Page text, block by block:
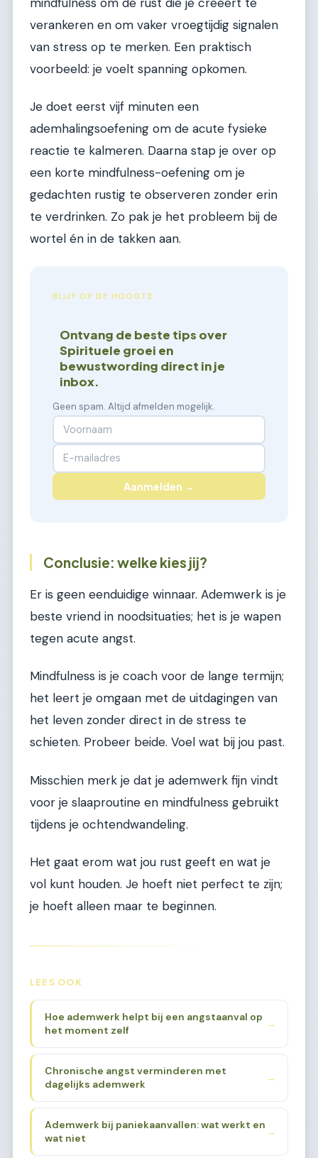
verankeren en om vaker vroegtijdig signalen
van stress op te merken. Een praktisch
voorbeeld: je voelt spanning opkomen.
Je doet eerst vijf minuten een
ademhalingsoefening om de acute fysieke
reactie te kalmeren. Daarna stap je over op
een korte mindfulness-oefening om je
gedachten rustig te observeren zonder erin
te verdrinken. Zo pak je het probleem bij de
wortel én in de takken aan.
BLIJF OP DE HOOGTE
Ontvang de beste tips over
Spirituele groei en
bewustwording direct in je
inbox.
Geen spam. Altijd afmelden mogelijk.
Aanmelden →
Conclusie: welke kies jij?
Er is geen eenduidige winnaar. Ademwerk is je
beste vriend in noodsituaties; het is je wapen
tegen acute angst.
Mindfulness is je coach voor de lange termijn;
het leert je omgaan met de uitdagingen van
het leven zonder direct in de stress te
schieten. Probeer beide. Voel wat bij jou past.
Misschien merk je dat je ademwerk fijn vindt
voor je slaaproutine en mindfulness gebruikt
tijdens je ochtendwandeling.
Het gaat erom wat jou rust geeft en wat je
vol kunt houden. Je hoeft niet perfect te zijn;
je hoeft alleen maar te beginnen.
LEES OOK
Hoe ademwerk helpt bij een angstaanval op
het moment zelf
→
Chronische angst verminderen met
dagelijks ademwerk
→
Ademwerk bij paniekaanvallen: wat werkt en
wat niet
→